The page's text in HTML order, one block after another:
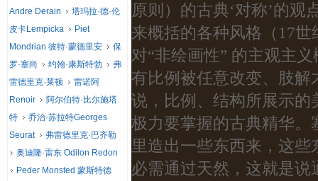
原则）的古典‘对称’的观
来概括的各种风格（17
对“非绘画性” 的主观主
有比例被任意改变、肢
说，比例、结构所展示
极力要掌握的古典精华。
里造出一些东西来，这
必需通过天然，这就是
Andre Derain
塔玛拉·德·伦
皮卡Lempicka
Piet
Mondrian 彼特·蒙德里安
保
罗·塞尚
约翰·康斯特勃
弗
雷德里克·莱顿
雷诺阿
Renoir
阿尔伯特·比尔施塔
特
乔治·苏拉特Georges
Seurat
弗雷德里克·巴齐勒
奥迪隆·雷东 Odilon Redon
Peder Monsted 蒙斯特德